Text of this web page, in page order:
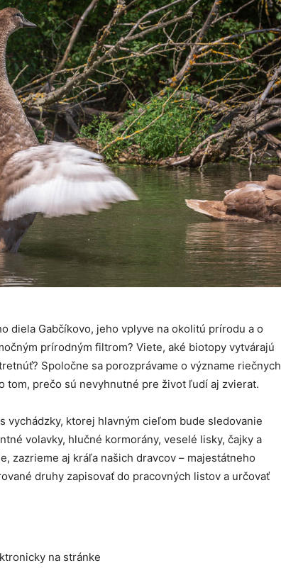
diela Gabčíkovo, jeho vplyve na okolitú prírodu a o
prírodným filtrom? Viete, aké biotopy vytvárajú
Spoločne sa porozprávame o význame riečnych
tom, prečo sú nevyhnutné pre život ľudí aj zvierat.
vychádzky, ktorej hlavným cieľom bude sledovanie
volavky, hlučné kormorány, veselé lisky, čajky a
zazrieme aj kráľa našich dravcov – majestátneho
druhy zapisovať do pracovných listov a určovať
na stránke